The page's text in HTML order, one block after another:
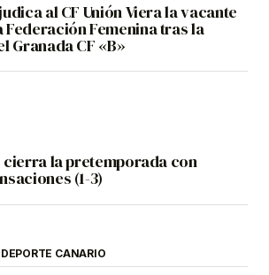
al CF Unión Viera la vacante
Federación Femenina tras la
Granada CF «B»
cierra la pretemporada con
(1-3)
CANARIO